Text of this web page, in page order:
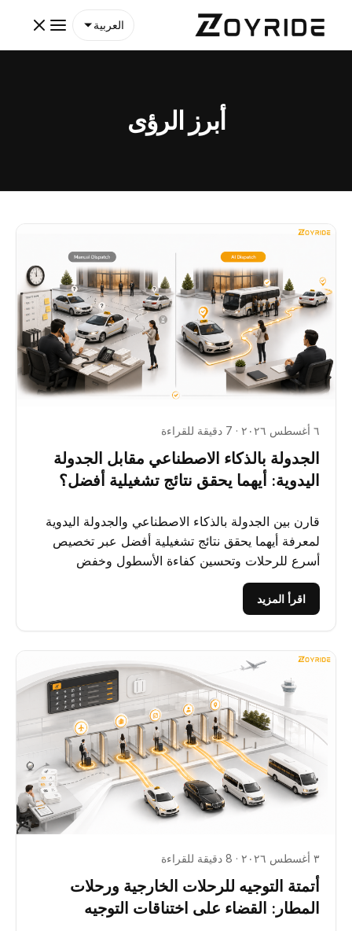
العربية
أبرز الرؤى
٦ أغسطس ٢٠٢٦ · 7 دقيقة للقراءة
الجدولة بالذكاء الاصطناعي مقابل الجدولة
اليدوية: أيهما يحقق نتائج تشغيلية أفضل؟
قارن بين الجدولة بالذكاء الاصطناعي والجدولة اليدوية
لمعرفة أيهما يحقق نتائج تشغيلية أفضل عبر تخصيص
أسرع للرحلات وتحسين كفاءة الأسطول وخفض
التكاليف التشغيلية.
اقرأ المزيد
٣ أغسطس ٢٠٢٦ · 8 دقيقة للقراءة
أتمتة التوجيه للرحلات الخارجية ورحلات
المطار: القضاء على اختناقات التوجيه